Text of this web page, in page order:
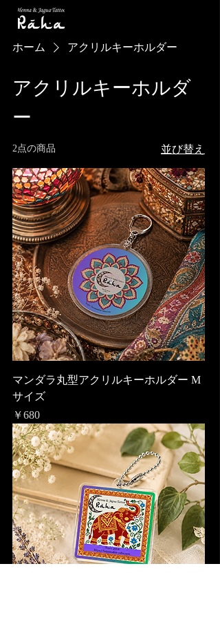
ホーム アクリルキーホルダー
アクリルキーホルダ
ー
2点の商品 並び替え
マンダラ丸型アクリルキーホルダー M
サイズ
価格
￥680